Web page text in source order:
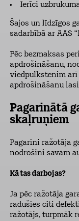
Ierīci
Šajos un līdzīgos
sadarbībā ar AAS
Pēc bezmaksas
apdrošināšanu,
viedpulkstenim arī
apdrošināšanu lasi
Pagarinātā
skaļruņiem
Pagarini ražotāja
nodrošini savām
Kā tas darbojas?
Ja pēc ražotāja
radušies citi
ražotājs, turpmāk